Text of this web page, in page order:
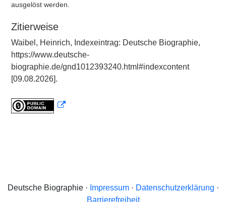
ausgelöst werden.
Zitierweise
Waibel, Heinrich, Indexeintrag: Deutsche Biographie,
https://www.deutsche-
biographie.de/gnd1012393240.html#indexcontent
[09.08.2026].
Deutsche Biographie · Impressum· Datenschutzerklärung ·
Barrierefreiheit